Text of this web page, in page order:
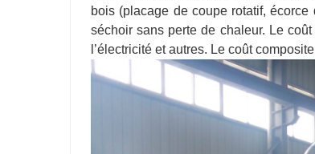
bois (placage de coupe rotatif,
séchoir sans perte de chaleur. Le
l’électricité et autres. Le coût